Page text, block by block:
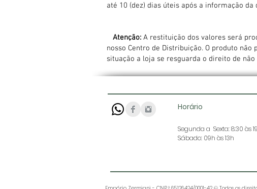
até 10 (dez) dias úteis após a informação
Atenção: A restituição dos valores será
nosso Centro de Distribuição. O produto
situação a loja se resguarda o direito de
Horário
Segunda a Sexta: 8:30 às
Sábado: 09h às 13h